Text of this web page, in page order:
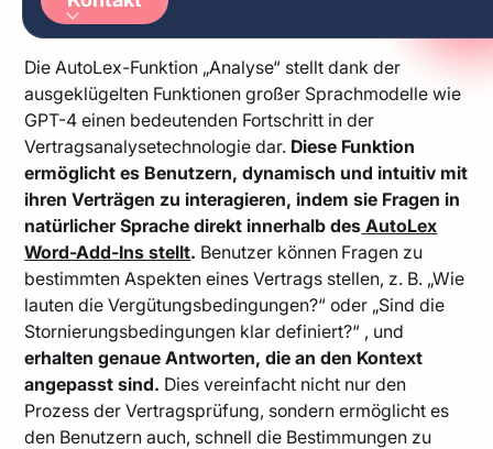
Arabic
German
Vertragsabfrage
Die AutoLex-Funktion „Analyse“ stellt dank der
ausgeklügelten Funktionen großer Sprachmodelle wie
GPT-4 einen bedeutenden Fortschritt in der
Vertragsanalysetechnologie dar. Diese Funktion
ermöglicht es Benutzern, dynamisch und intuitiv mit
ihren Verträgen zu interagieren, indem sie Fragen in
natürlicher Sprache direkt innerhalb des AutoLex
Word-Add-Ins stellt. Benutzer können Fragen zu
bestimmten Aspekten eines Vertrags stellen, z. B. „Wie
lauten die Vergütungsbedingungen?“ oder „Sind die
Stornierungsbedingungen klar definiert?“ , und
erhalten genaue Antworten, die an den Kontext
angepasst sind. Dies vereinfacht nicht nur den
Prozess der Vertragsprüfung, sondern ermöglicht es
den Benutzern auch, schnell die Bestimmungen zu